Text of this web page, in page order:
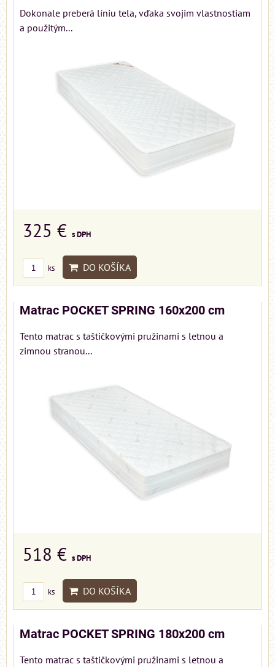
Dokonale preberá líniu tela, vďaka svojim vlastnostiam
a použitým...
325 € s DPH
ks DO KOŠÍKA
Matrac POCKET SPRING 160x200 cm
Tento matrac s taštičkovými pružinami s letnou a
zimnou stranou...
518 € s DPH
ks DO KOŠÍKA
Matrac POCKET SPRING 180x200 cm
Tento matrac s taštičkovými pružinami s letnou a